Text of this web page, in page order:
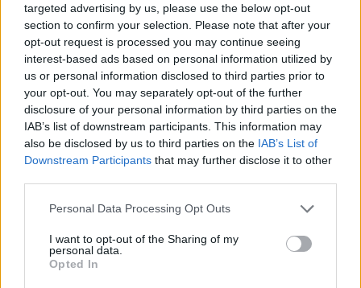
targeted advertising by us, please use the below opt-out
section to confirm your selection. Please note that after your
opt-out request is processed you may continue seeing
interest-based ads based on personal information utilized by
us or personal information disclosed to third parties prior to
your opt-out. You may separately opt-out of the further
disclosure of your personal information by third parties on the
IAB’s list of downstream participants. This information may
also be disclosed by us to third parties on the IAB’s List of
Downstream Participants that may further disclose it to other
Please note that this website/app uses one or more Google
not limited to your visit or usage behaviour. You may click to
grant or deny consent to Google and its third-party tags to
use your data for below specified purposes in below Google
Personal Data Processing Opt Outs
I want to opt-out of the Sharing of my
personal data.
Opted In
17:54
Sainz! Kemény csatában előzi Tsunodát, de a két autó
összeér, rongálódás is történt...
17:53
Gasly, Ocon, Antonelli és Verstappen második cseréi miatt
teljesen összekavarodik a pontzóna második felének
sorrendje. Ráadásul Antonelli úgy 13., hogy garantáltan lesz
még egy cseréje.
cserélt, jönnek a második cserékre szép sorban, igaz a
többiek keményet kapnak.